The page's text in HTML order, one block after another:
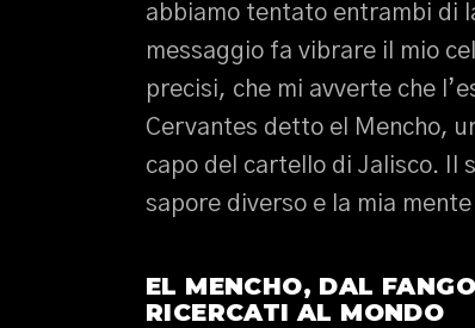
abbiamo tentato entrambi di
messaggio fa vibrare il mio
precisi, che mi avverte che
Cervantes detto el Mencho,
capo del cartello di Jalisco. Il
sapore diverso e la mia
EL MENCHO, DAL
RICERCATI AL MONDO